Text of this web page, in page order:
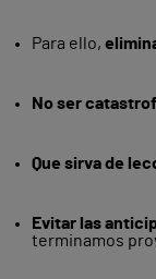
Para ello,
No ser
Que sirva de
Evitar las
terminamos